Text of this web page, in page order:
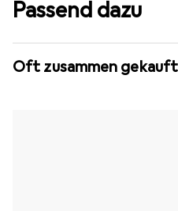
Passend dazu
Oft zusammen gekauft